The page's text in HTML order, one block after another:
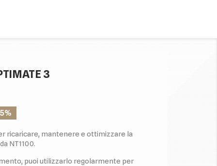
3
ricaricare, mantenere e ottimizzare la
NT1100.
puoi utilizzarlo regolarmente per